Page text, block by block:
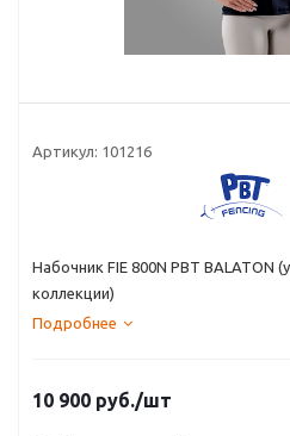
Артикул: 101216
Набочник FIE 800N PBT BALATON
коллекции)
Подробнее
10 900 руб./шт